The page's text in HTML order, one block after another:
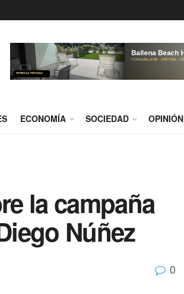
ECONOMÍA SOCIEDAD OPINIÓN
la campaña
Núñez
0